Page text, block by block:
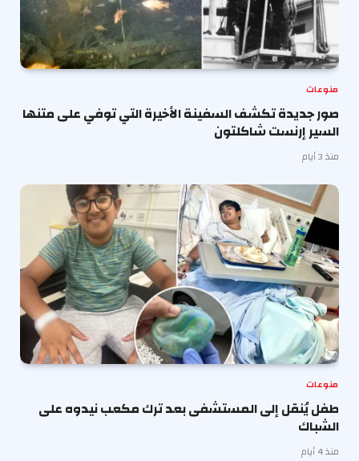
منوعات
صور جديدة تكشف السفينة الأخيرة التي توفي على متنها
السير إرنست شاكلتون
منذ 3 أيام
منوعات
طفل يُنقل إلى المستشفى بعد ترك مكعب نيدوه على
الشباك
منذ 4 أيام